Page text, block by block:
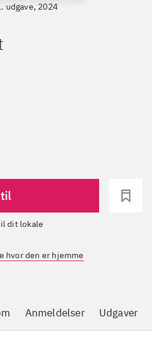
udgave, 2024
hvor den er hjemme
Anmeldelser Udgaver